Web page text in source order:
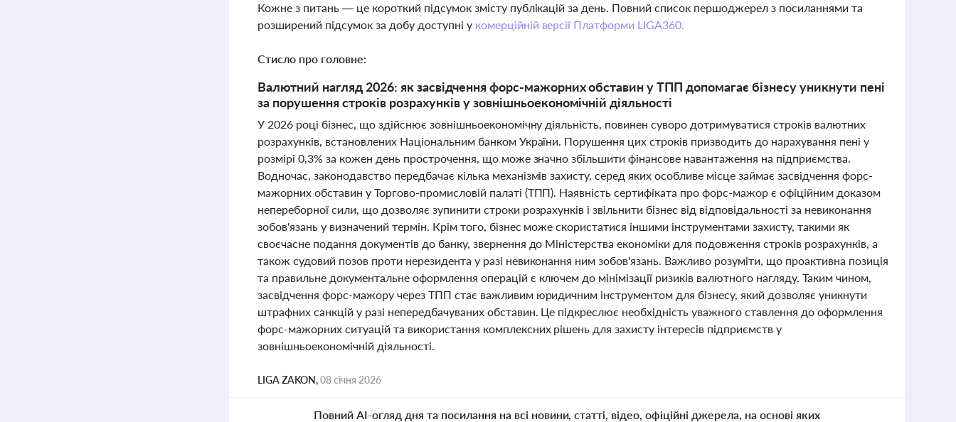
Кожне з питань — це короткий підсумок змісту публікацій за день. Повний список першоджерел з посиланнями та
розширений підсумок за добу доступні у комерційній версії Платформи LIGA360.
Стисло про головне:
Валютний нагляд 2026: як засвідчення форс-мажорних обставин у ТПП допомагає бізнесу уникнути пені
за порушення строків розрахунків у зовнішньоекономічній діяльності
У 2026 році бізнес, що здійснює зовнішньоекономічну діяльність, повинен суворо дотримуватися строків валютних
розрахунків, встановлених Національним банком України. Порушення цих строків призводить до нарахування пені у
розмірі 0,3% за кожен день прострочення, що може значно збільшити фінансове навантаження на підприємства.
Водночас, законодавство передбачає кілька механізмів захисту, серед яких особливе місце займає засвідчення форс-
мажорних обставин у Торгово-промисловій палаті (ТПП). Наявність сертифіката про форс-мажор є офіційним доказом
непереборної сили, що дозволяє зупинити строки розрахунків і звільнити бізнес від відповідальності за невиконання
зобов'язань у визначений термін. Крім того, бізнес може скористатися іншими інструментами захисту, такими як
своєчасне подання документів до банку, звернення до Міністерства економіки для подовження строків розрахунків, а
також судовий позов проти нерезидента у разі невиконання ним зобов'язань. Важливо розуміти, що проактивна позиція
та правильне документальне оформлення операцій є ключем до мінімізації ризиків валютного нагляду. Таким чином,
засвідчення форс-мажору через ТПП стає важливим юридичним інструментом для бізнесу, який дозволяє уникнути
штрафних санкцій у разі непередбачуваних обставин. Це підкреслює необхідність уважного ставлення до оформлення
форс-мажорних ситуацій та використання комплексних рішень для захисту інтересів підприємств у
зовнішньоекономічній діяльності.
LIGA ZAKON,08 січня 2026
Повний AI-огляд дня та посилання на всі новини, статті, відео, офіційні джерела, на основі яких